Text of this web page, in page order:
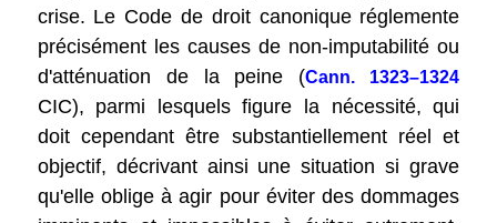
crise. Le Code de droit canonique réglemente
précisément les causes de non-imputabilité ou
d'atténuation de la peine (Cann. 1323–1324
CIC), parmi lesquels figure la nécessité, qui
doit cependant être substantiellement réel et
objectif, décrivant ainsi une situation si grave
qu'elle oblige à agir pour éviter des dommages